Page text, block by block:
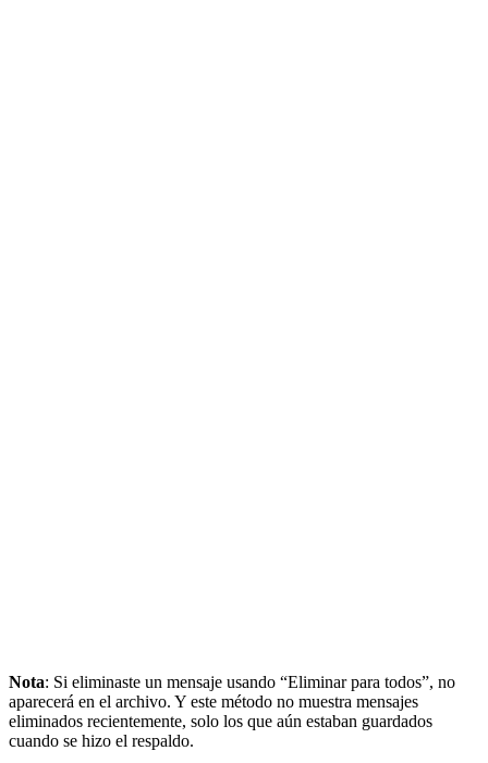
Nota: Si eliminaste un mensaje usando “Eliminar para todos”, no
aparecerá en el archivo. Y este método no muestra mensajes
eliminados recientemente, solo los que aún estaban guardados
cuando se hizo el respaldo.